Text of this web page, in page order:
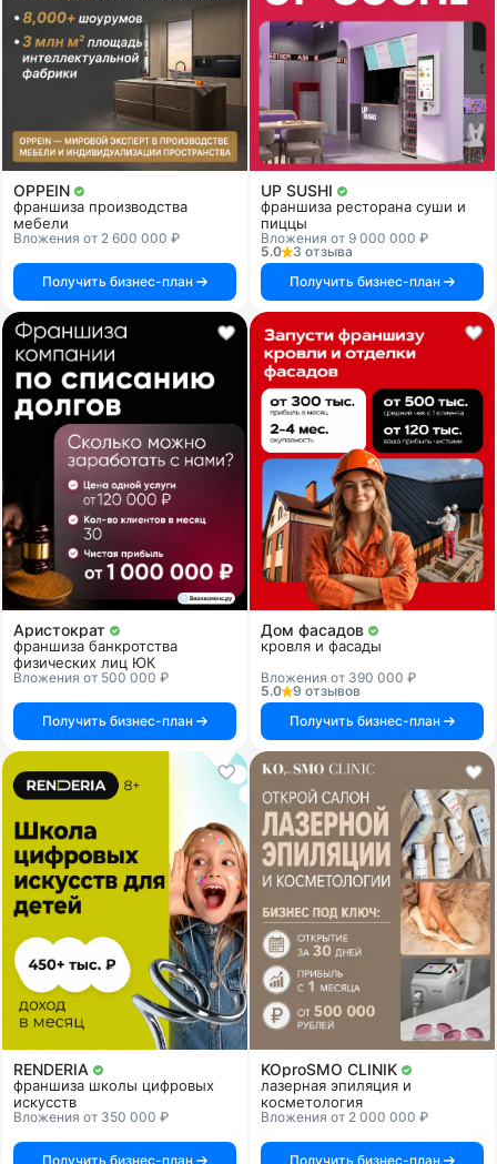
OPPEIN
франшиза производства
мебели
Вложения от 2 600 000 ₽
Получить бизнес-план
UP SUSHI
франшиза ресторана суши и
пиццы
Вложения от 9 000 000 ₽
5.0
3 отзыва
Получить бизнес-план
Аристократ
франшиза банкротства
физических лиц ЮК
Вложения от 500 000 ₽
Получить бизнес-план
Дом фасадов
кровля и фасады
Вложения от 390 000 ₽
5.0
9 отзывов
Получить бизнес-план
RENDERIA
франшиза школы цифровых
искусств
Вложения от 350 000 ₽
Получить бизнес-план
KOproSMO CLINIK
лазерная эпиляция и
косметология
Вложения от 2 000 000 ₽
Получить бизнес-план